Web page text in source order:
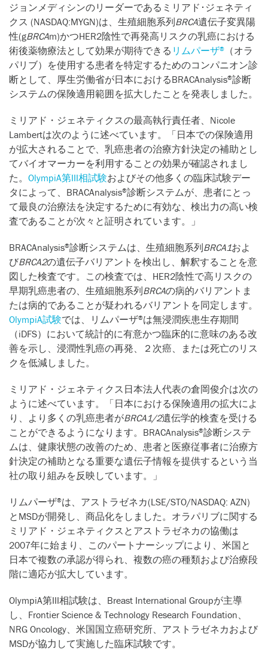
ジョンメディシンのリーダーであるミリアド･ジェネティ
クス (NASDAQ:MYGN)は、生殖細胞系列BRCA遺伝子変異陽
性(gBRCAm)かつHER2陰性で再発高リスクの乳癌における
術後薬物療法として効果が期待できる リムパーザ®
（オラ
パリブ）を使用する患者を特定するためのコンパニオン診
断として、厚生労働省が日本におけるBRACAnalysis®診断
システムの保険適用範囲を拡大したことを発表しました。
ミリアド・ジェネティクスの最高執行責任者、Nicole
Lambertは次のように述べています。「日本での保険適用
が拡大されることで、乳癌患者の治療方針決定の補助とし
てバイオマーカーを利用することの効果が確認されまし
た。 OlympiA第III相試験およびその他多くの臨床試験デー
タによって、BRACAnalysis®診断システムが、患者にとっ
て最良の治療法を決定するために有効な、検出力の高い検
査であることが次々と証明されています。」
BRACAnalysis®診断システムは、生殖細胞系列BRCA1およ
びBRCA2の遺伝子バリアントを検出し、解釈することを意
図した検査です。この検査では、HER2陰性で高リスクの
早期乳癌患者の、生殖細胞系列BRCAの病的バリアントま
たは病的であることが疑われるバリアントを同定します。
OlympiA試験では、リムパーザ®は無浸潤疾患生存期間
（iDFS）において統計的に有意かつ臨床的に意味のある改
善を示し、浸潤性乳癌の再発、２次癌、または死亡のリス
クを低減しました。
ミリアド・ジェネティクス日本法人代表の倉岡俊介は次の
ように述べています。「日本における保険適用の拡大によ
り、より多くの乳癌患者がBRCA1/2遺伝学的検査を受ける
ことができるようになります。BRACAnalysis®診断システ
ムは、健康状態の改善のため、患者と医療従事者に治療方
針決定の補助となる重要な遺伝子情報を提供するという当
社の取り組みを反映しています。」
リムパーザ®は、アストラゼネカ(LSE/STO/NASDAQ: AZN)
とMSDが開発し、商品化をしました。オラパリブに関する
ミリアド・ジェネティクスとアストラゼネカの協働は
2007年に始まり、このパートナーシップにより、米国と
日本で複数の承認が得られ、複数の癌の種類および治療段
階に適応が拡大しています。
OlympiA第III相試験は、Breast International Groupが主導
し、Frontier Science & Technology Research Foundation、
NRG Oncology、米国国立癌研究所、アストラゼネカおよび
MSDが協力して実施した臨床試験です。